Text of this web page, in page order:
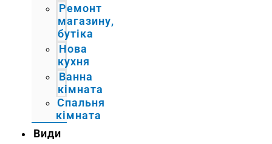
Ремонт
магазину,
бутіка
Нова
кухня
Ванна
кімната
Спальня
кімната
Види